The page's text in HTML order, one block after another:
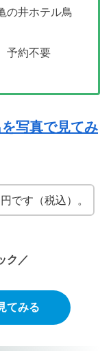
の井ホテル鳥
約不要
を写真で見てみ
です（税込）。
ク／
てみる